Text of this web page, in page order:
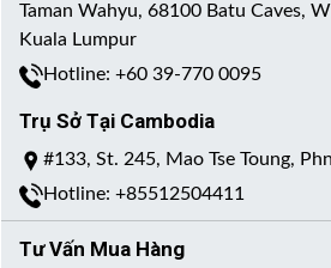
Taman Wahyu, 68100 Batu Caves,
Kuala Lumpur
Hotline: +60 39-770 0095
Trụ Sở Tại Cambodia
#133, St. 245, Mao Tse Toung,
Hotline: +85512504411
Tư Vấn Mua Hàng